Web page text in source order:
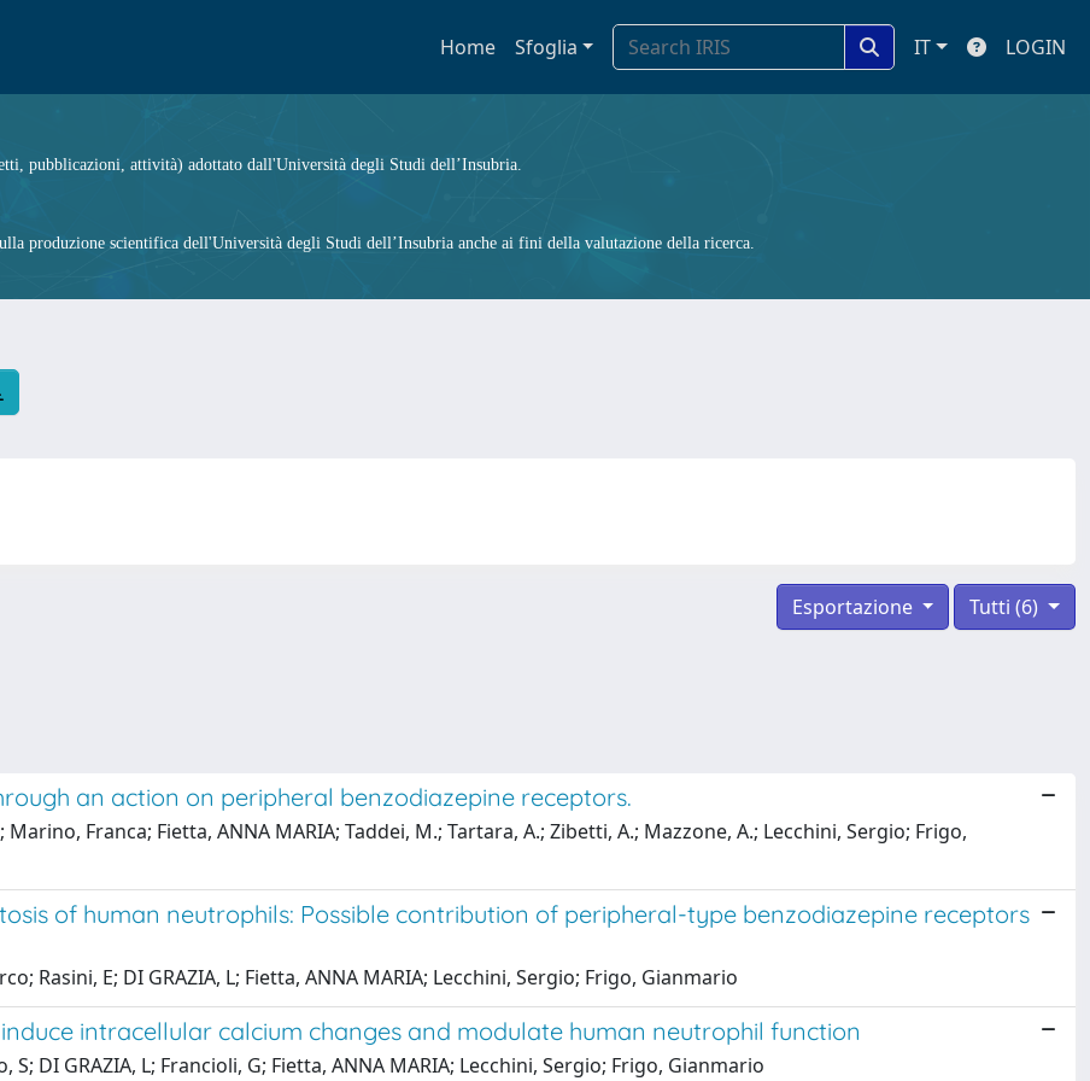
Home Sfoglia IT LOGIN
pubblicazioni, attività) adottato dall'Università degli Studi dell’Insubria.
produzione scientifica dell'Università degli Studi dell’Insubria anche ai fini della valutazione della ricerca.
Tutti (6)
Esportazione
an action on peripheral benzodiazepine receptors.
Franca; Fietta, ANNA MARIA; Taddei, M.; Tartara, A.; Zibetti, A.; Mazzone, A.; Lecchini, Sergio; Frigo,
of human neutrophils: Possible contribution of peripheral-type benzodiazepine receptors
Rasini, E; DI GRAZIA, L; Fietta, ANNA MARIA; Lecchini, Sergio; Frigo, Gianmario
intracellular calcium changes and modulate human neutrophil function
DI GRAZIA, L; Francioli, G; Fietta, ANNA MARIA; Lecchini, Sergio; Frigo, Gianmario